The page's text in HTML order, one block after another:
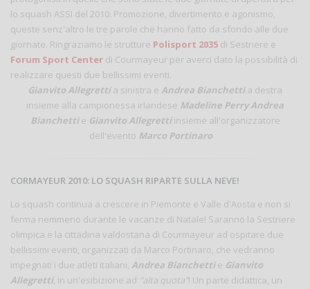
lo squash ASSI del 2010. Promozione, divertimento e agonismo,
queste senz'altro le tre parole che hanno fatto da sfondo alle due
giornate. Ringraziamo le strutture Polisport 2035 di Sestriere e
Forum Sport Center di Courmayeur per averci dato la possibilità di
realizzare questi due bellissimi eventi.
Gianvito Allegrettia sinistra e Andrea Bianchettia destra
insieme alla campionessa irlandese Madeline PerryAndrea
Bianchettie Gianvito Allegrettiinsieme all'organizzatore
dell'evento Marco Portinaro
CORMAYEUR 2010: LO SQUASH RIPARTE SULLA NEVE!
Lo squash continua a crescere in Piemonte e Valle d'Aosta e non si
ferma nemmeno durante le vacanze di Natale! Saranno la Sestriere
olimpica e la cittadina valdostana di Courmayeur ad ospitare due
bellissimi eventi, organizzati da Marco Portinaro, che vedranno
impegnati i due atleti italiani, Andrea Bianchettie Gianvito
Allegretti, in un'esibizione ad "alta quota"! Un parte didattica, un